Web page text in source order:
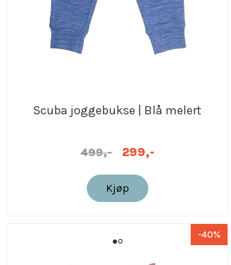
Scuba joggebukse | Blå melert
499,- 299,-
Kjøp
-40%